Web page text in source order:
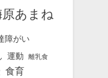
あまね
障がい
運動 離乳食
食育